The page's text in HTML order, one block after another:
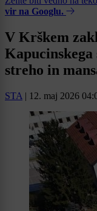
vir na Googlu.
V Krškem
streho in
STA | 12. maj 2026